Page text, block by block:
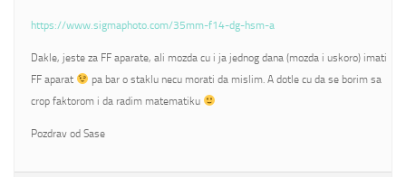
https://www.sigmaphoto.com/35mm-f14-dg-hsm-a
Dakle, jeste za FF aparate, ali mozda cu i ja jednog dana (mozda i uskoro) imati
FF aparat
pa bar o staklu necu morati da mislim. A dotle cu da se borim sa
crop faktorom i da radim matematiku
Pozdrav od Sase